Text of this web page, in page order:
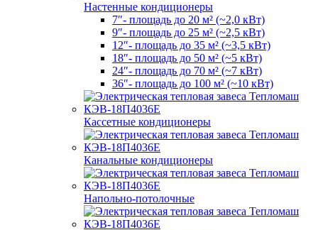
Настенные кондиционеры
7″- площадь до 20 м² (~2,0 кВт)
9″- площадь до 25 м² (~2,5 кВт)
12″- площадь до 35 м² (~3,5 кВт)
18″- площадь до 50 м² (~5 кВт)
24″- площадь до 70 м² (~7 кВт)
36″- площадь до 100 м² (~10 кВт)
Кассетные кондиционеры
Канальные кондиционеры
Напольно-потолочные